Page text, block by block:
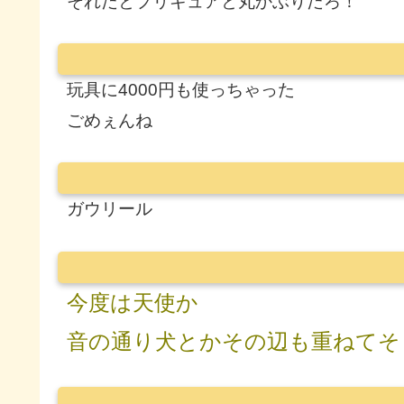
玩具に4000円も使っちゃった
ごめぇんね
ガウリール
今度は天使か
音の通り犬とかその辺も重ねて